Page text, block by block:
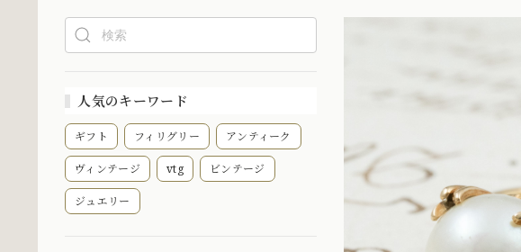
人気のキーワード
ギフト フィリグリー アンティーク
ヴィンテージ vtg ビンテージ
ジュエリー